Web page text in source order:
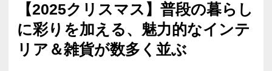
【2025クリスマス】普段の暮らし
に彩りを加える、魅力的なインテ
リア＆雑貨が数多く並ぶ